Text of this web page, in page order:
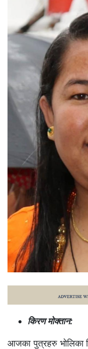
किरण मोक्तान:
आजका पुत्रहरु भोलिका